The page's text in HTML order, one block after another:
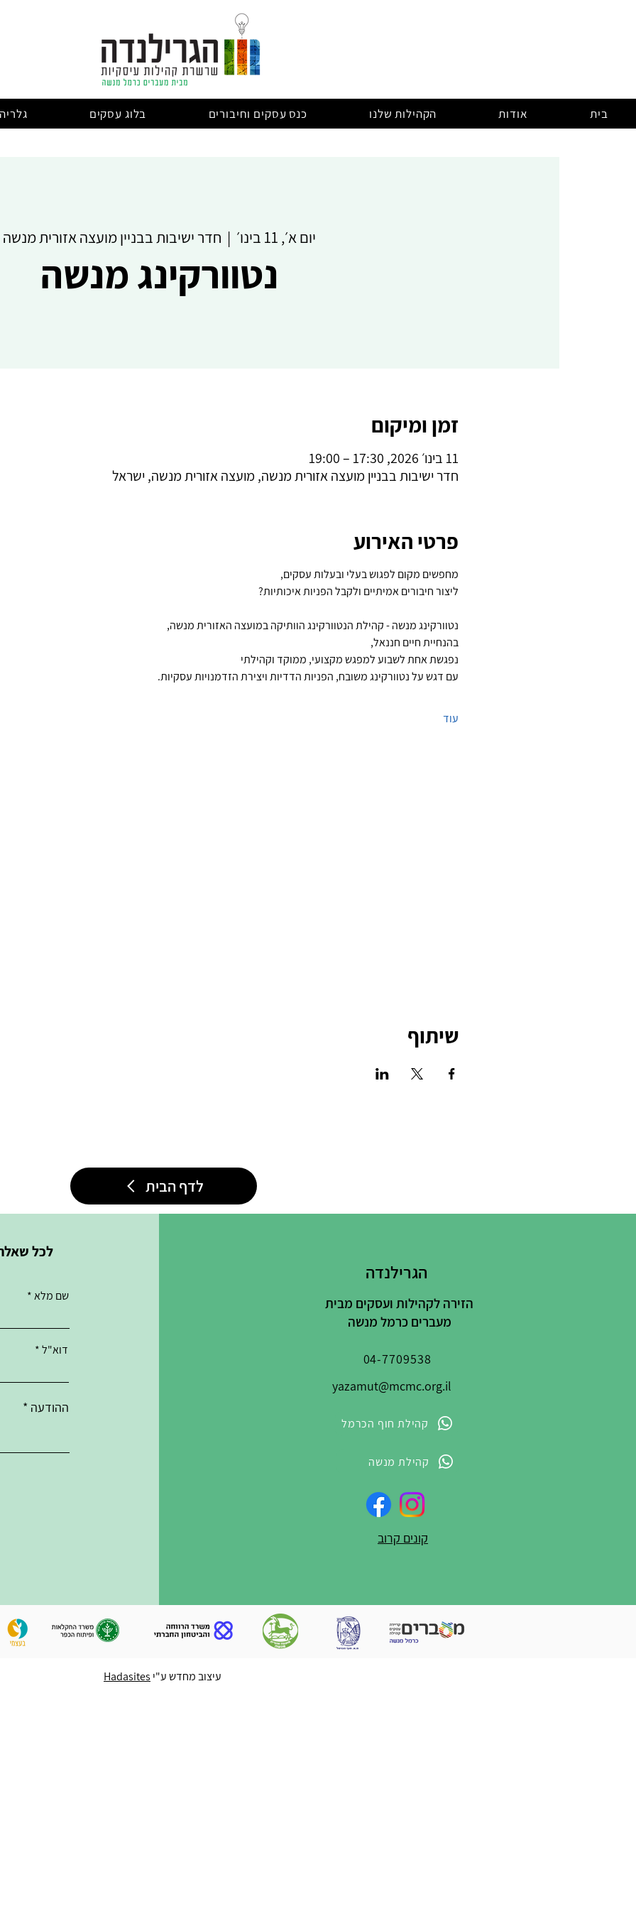
בית אודות הקהילות שלנו כנס עסקים וחיבורים בלוג עסקים גלריה
יום א׳, 11 בינו׳
  |
חדר ישיבות בבניין מועצה אזורית מנשה
נטוורקינג מנשה
זמן ומיקום
11 בינו׳ 2026, 17:30 – 19:00
חדר ישיבות בבניין מועצה אזורית מנשה, מועצה אזורית מנשה, ישראל
פרטי האירוע
מחפשים מקום לפגוש בעלי ובעלות עסקים,
ליצור חיבורים אמיתיים ולקבל הפניות איכותיות?
נטוורקינג מנשה - קהילת הנטוורקינג הוותיקה במועצה האזורית מנשה,
בהנחיית חיים חננאל,
נפגשת אחת לשבוע למפגש מקצועי, ממוקד וקהילתי
עם דגש על נטוורקינג משובח, הפניות הדדיות ויצירת הזדמנויות עסקיות.
עוד
שיתוף
לדף הבית
לכל
שם מלא
דוא"ל
ההודעה
הגרילנדה
הזירה לקהילות ועסקים מבית
מעברים כרמל מנשה
04-7709538
yazamut@mcmc.org.il
קהילת חוף הכרמל
קהילת מנשה
קונים קרוב
עיצוב מחדש ע"י Hadasites